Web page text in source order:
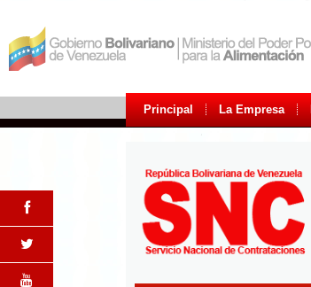
Principal La Empresa